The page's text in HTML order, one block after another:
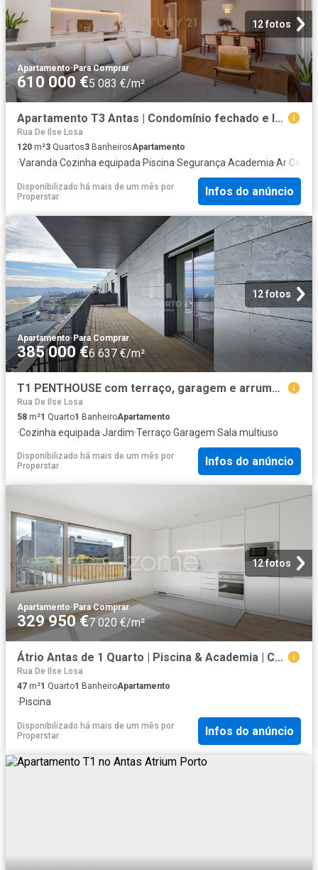
12 fotos
Apartamento·Para Comprar
610 000 €5 083 €/m²
Apartamento T3 Antas | Condomínio fechado e localização Premium
Rua De Ilse Losa
120 m²3 Quartos3 BanheirosApartamento
·Varanda·Cozinha equipada·Piscina·Segurança·Academia·Ar
Disponibilizado há mais de um mês por
Properstar
Infos do anúncio
12 fotos
Apartamento·Para Comprar
385 000 €6 637 €/m²
T1 PENTHOUSE com terraço, garagem e arrumos em zona nobre ANTAS
Rua De Ilse Losa
58 m²1 Quarto1 BanheiroApartamento
·Cozinha equipada·Jardim·Terraço·Garagem·Sala multiuso
Disponibilizado há mais de um mês por
Properstar
Infos do anúncio
12 fotos
Apartamento· Para Comprar
329 950 €7 020 €/m²
Átrio Antas de 1 Quarto | Piscina & Academia | Condomínio Premium
Rua De Ilse Losa
47 m²1 Quarto1 BanheiroApartamento
·Piscina
Disponibilizado há mais de um mês por
Properstar
Infos do anúncio